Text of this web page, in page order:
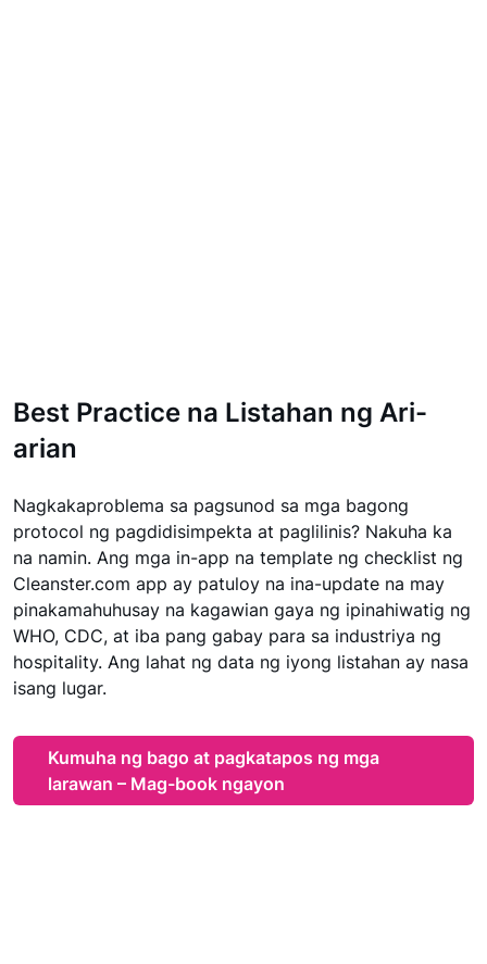
Best Practice na Listahan ng Ari-
arian
Nagkakaproblema sa pagsunod sa mga bagong
protocol ng pagdidisimpekta at paglilinis? Nakuha ka
na namin. Ang mga in-app na template ng checklist ng
Cleanster.com app ay patuloy na ina-update na may
pinakamahuhusay na kagawian gaya ng ipinahiwatig ng
WHO, CDC, at iba pang gabay para sa industriya ng
hospitality. Ang lahat ng data ng iyong listahan ay nasa
isang lugar.
Kumuha ng bago at pagkatapos ng mga
larawan – Mag-book ngayon